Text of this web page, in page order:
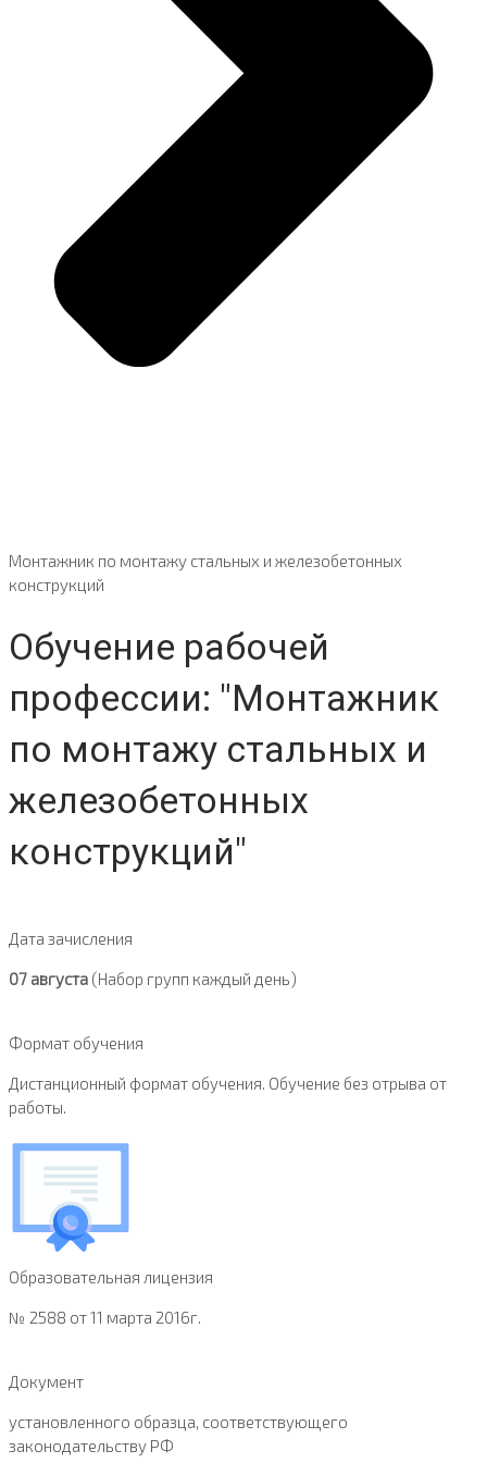
Монтажник по монтажу стальных и железобетонных
конструкций
Обучение рабочей
профессии: "Монтажник
по монтажу стальных и
железобетонных
конструкций"
Дата зачисления
07 августа (Набор групп каждый день)
Формат обучения
Дистанционный формат обучения. Обучение без отрыва от
работы.
Образовательная лицензия
№ 2588 от 11 марта 2016г.
Документ
установленного образца, соответствующего
законодательству РФ